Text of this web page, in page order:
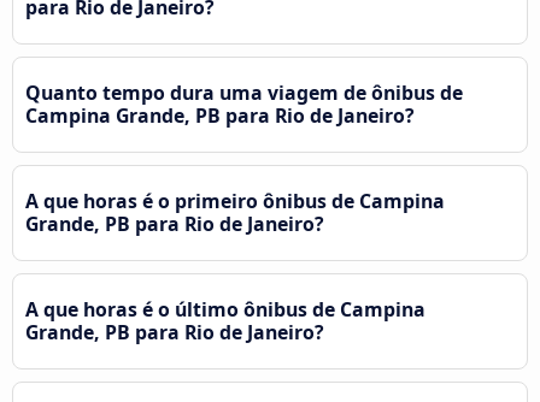
para Rio de Janeiro?
Quanto tempo dura uma viagem de ônibus de
Campina Grande, PB para Rio de Janeiro?
A que horas é o primeiro ônibus de Campina
Grande, PB para Rio de Janeiro?
A que horas é o último ônibus de Campina
Grande, PB para Rio de Janeiro?